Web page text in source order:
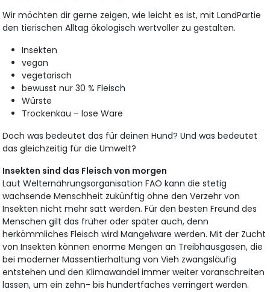
Wir möchten dir gerne zeigen, wie leicht es ist, mit LandPartie
den tierischen Alltag ökologisch wertvoller zu gestalten.
Insekten
vegan
vegetarisch
bewusst nur 30 % Fleisch
Würste
Trockenkau – lose Ware
Doch was bedeutet das für deinen Hund? Und was bedeutet
das gleichzeitig für die Umwelt?
Insekten sind das Fleisch von morgen
Laut Welternährungsorganisation FAO kann die stetig
wachsende Menschheit zukünftig ohne den Verzehr von
Insekten nicht mehr satt werden. Für den besten Freund des
Menschen gilt das früher oder später auch, denn
herkömmliches Fleisch wird Mangelware werden. Mit der Zucht
von Insekten können enorme Mengen an Treibhausgasen, die
bei moderner Massentierhaltung von Vieh zwangsläufig
entstehen und den Klimawandel immer weiter voranschreiten
lassen, um ein zehn- bis hundertfaches verringert werden.